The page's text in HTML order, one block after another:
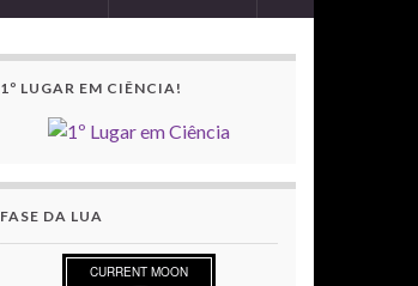
1º LUGAR EM CIÊNCIA!
FASE DA LUA